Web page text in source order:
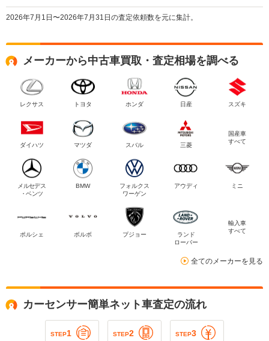
2026年7月1日〜2026年7月31日の査定依頼数を元に集計。
メーカーから中古車買取・査定相場を調べる
レクサス トヨタ ホンダ 日産 スズキ
ダイハツ マツダ スバル 三菱
国産車
すべて
メルセデス
・ベンツ
BMW
フォルクス
ワーゲン
アウディ ミニ
ポルシェ ボルボ プジョー
ランド
ローバー
輸入車
すべて
全てのメーカーを見る
カーセンサー簡単ネット車査定の流れ
STEP1 STEP2 STEP3